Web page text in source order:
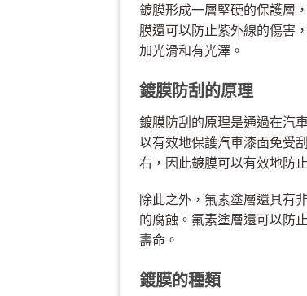
鍍膜形成一層堅硬的保護層
膜還可以防止紫外線的傷害
加光滑和有光澤。
鍍膜防刮的原理
鍍膜防刮的原理是通過在汽
以有效地保護汽車漆面免受
右，因此鍍膜可以有效地防
除此之外，氟素塗層還具有
的腐蝕。氟素塗層還可以防
壽命。
鍍膜的種類